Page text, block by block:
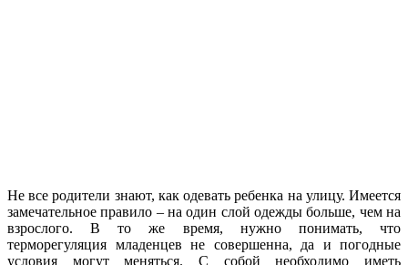
Не все родители знают, как одевать ребенка на улицу. Имеется
замечательное правило – на один слой одежды больше, чем на
взрослого. В то же время, нужно понимать, что
терморегуляция младенцев не совершенна, да и погодные
условия могут меняться. С собой необходимо иметь